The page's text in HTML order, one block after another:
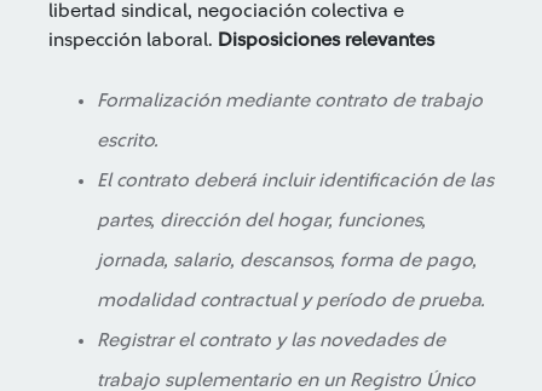
libertad sindical, negociación colectiva e
inspección laboral. Disposiciones relevantes
Formalización mediante contrato de trabajo
escrito.
El contrato deberá incluir identificación de las
partes, dirección del hogar, funciones,
jornada, salario, descansos, forma de pago,
modalidad contractual y período de prueba.
Registrar el contrato y las novedades de
trabajo suplementario en un Registro Único